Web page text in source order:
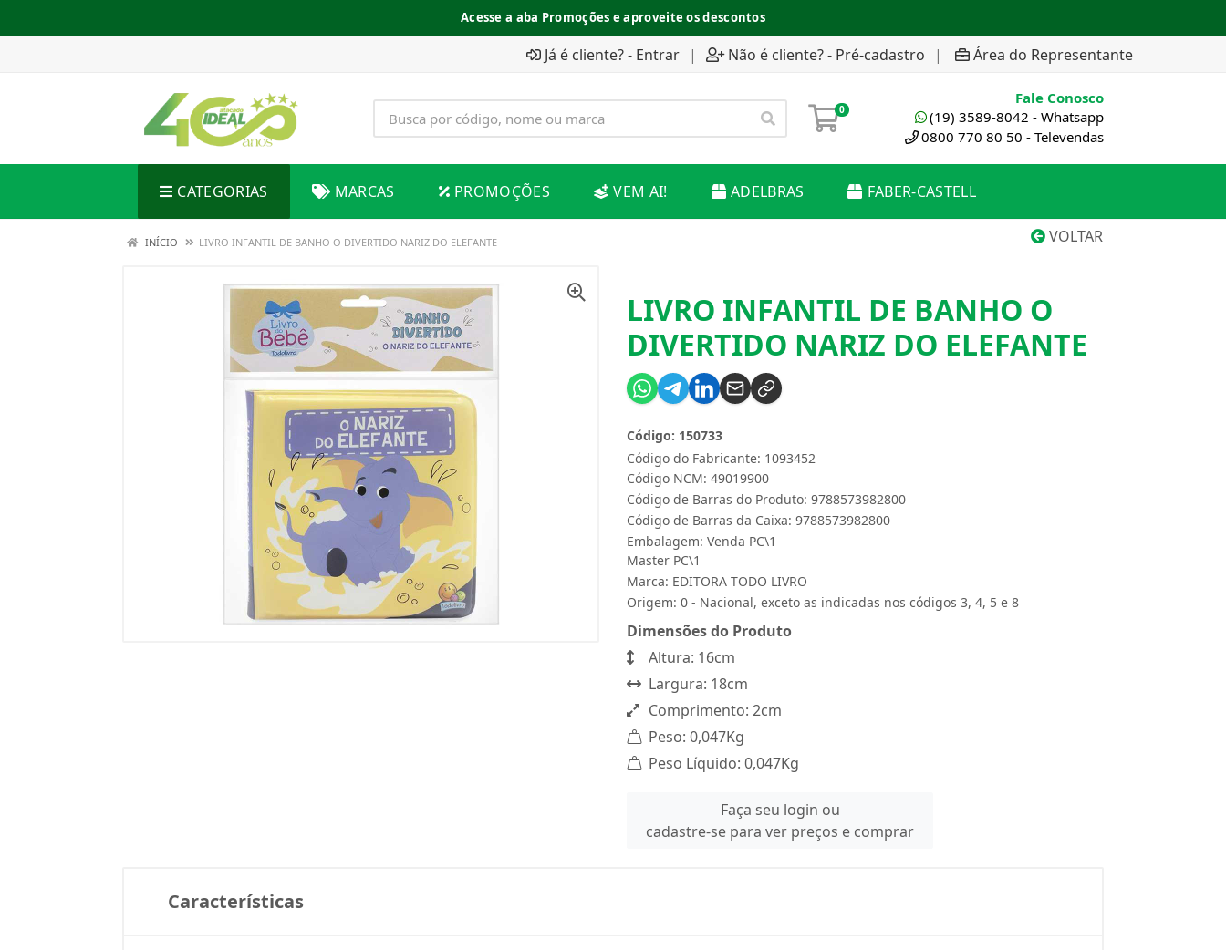
Acesse a aba Promoções e aproveite os descontos
Já é cliente? - Entrar | Não é cliente? - Pré-cadastro | Área do Representante
0
Fale Conosco
(19) 3589-8042 - Whatsapp
0800 770 80 50 - Televendas
CATEGORIAS MARCAS PROMOÇÕES VEM AI! ADELBRAS FABER-CASTELL
VOLTAR
INÍCIO LIVRO INFANTIL DE BANHO O DIVERTIDO NARIZ DO ELEFANTE
LIVRO INFANTIL DE BANHO O
DIVERTIDO NARIZ DO ELEFANTE
Código do Fabricante: 1093452
Código: 150733
Código NCM: 49019900
Código de Barras do Produto: 9788573982800
Código de Barras da Caixa: 9788573982800
Embalagem: Venda PC\1
Master PC\1
Marca: EDITORA TODO LIVRO
Origem: 0 - Nacional, exceto as indicadas nos códigos 3, 4, 5 e 8
Dimensões do Produto
Altura: 16cm
Largura: 18cm
Comprimento: 2cm
Peso: 0,047Kg
Peso Líquido: 0,047Kg
Faça seu login ou
cadastre-se para ver preços e comprar
Características